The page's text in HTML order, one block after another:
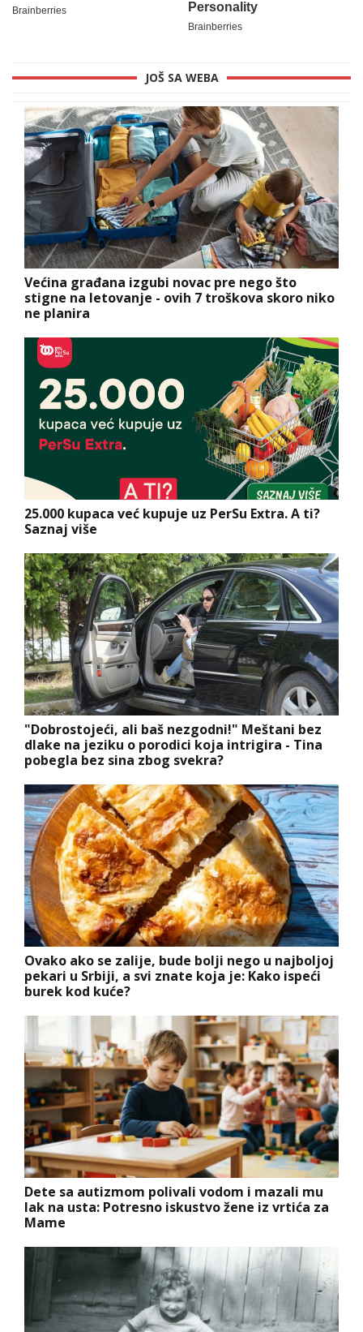
JOŠ SA WEBA
Većina građana izgubi novac pre nego što
stigne na letovanje - ovih 7 troškova skoro niko
ne planira
25.000 kupaca već kupuje uz PerSu Extra. A ti?
Saznaj više
"Dobrostojeći, ali baš nezgodni!" Meštani bez
dlake na jeziku o porodici koja intrigira - Tina
pobegla bez sina zbog svekra?
Ovako ako se zalije, bude bolji nego u najboljoj
pekari u Srbiji, a svi znate koja je: Kako ispeći
burek kod kuće?
Dete sa autizmom polivali vodom i mazali mu
lak na usta: Potresno iskustvo žene iz vrtića za
Mame